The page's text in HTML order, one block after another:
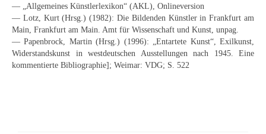
Selbstbildnisse
Stillleben
Neues
— „Allgemeines Künstlerlexikon“ (AKL), Onlineversion
— Lotz, Kurt (Hrsg.) (1982): Die Bildenden Künstler in Frankfurt am
Main, Frankfurt am Main. Amt für Wissenschaft und Kunst, unpag.
— Papenbrock, Martin (Hrsg.) (1996): „Entartete Kunst“, Exilkunst,
Widerstandskunst in westdeutschen Ausstellungen nach 1945. Eine
kommentierte Bibliographie]; Weimar: VDG; S. 522